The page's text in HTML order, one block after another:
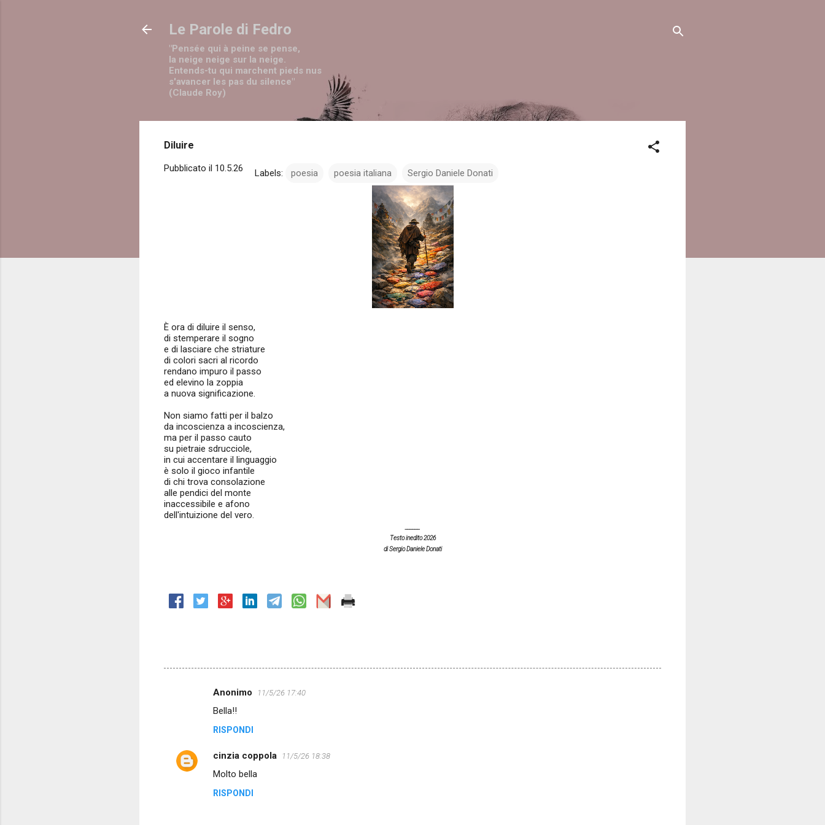
Le Parole di Fedro
"Pensée qui à peine se pense,
la neige neige sur la neige.
Entends-tu qui marchent pieds nus
s'avancer les pas du silence"
(Claude Roy)
Diluire
Pubblicato il 10.5.26 Labels: poesia poesia italiana Sergio Daniele Donati
È ora di diluire il senso,
di stemperare il sogno
e di lasciare che striature
di colori sacri al ricordo
rendano impuro il passo
ed elevino la zoppia
a nuova significazione.
Non siamo fatti per il balzo
da incoscienza a incoscienza,
ma per il passo cauto
su pietraie sdrucciole,
in cui accentare il linguaggio
è solo il gioco infantile
di chi trova consolazione
alle pendici del monte
inaccessibile e afono
dell'intuizione del vero.
Testo inedito 2026
di Sergio Daniele Donati
m
e
Anonimo 11/5/26 17:40
Bella!!
RISPONDI
cinzia coppola 11/5/26 18:38
Molto bella
RISPONDI